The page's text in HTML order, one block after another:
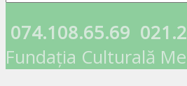
074.108.65.69
Fundația Culturală